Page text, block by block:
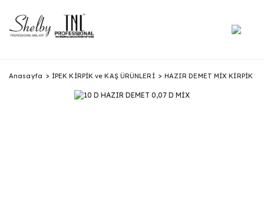
Anasayfa İPEK KİRPİK ve KAŞ ÜRÜNLERİ HAZIR DEMET MİX KİRPİK